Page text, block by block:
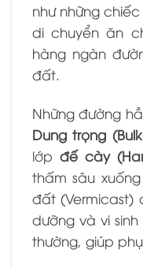
như những
di chuyển ăn
hàng ngàn
đất.
Những đường
Dung trọng
lớp đế cày
thấm sâu
đất (Vermicast)
dưỡng và vi
thường, giúp